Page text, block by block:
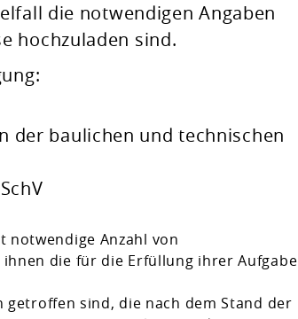
die notwendigen Angaben
hochzuladen sind.
der baulichen und technischen
notwendige Anzahl von
die für die Erfüllung ihrer
sind, die nach dem Stand der